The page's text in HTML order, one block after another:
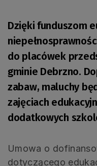
Dzięki funduszom
do placówek
gminie Debrzno.
zabaw, maluchy
zajęciach
dodatkowych
Umowa o
dotyczącego